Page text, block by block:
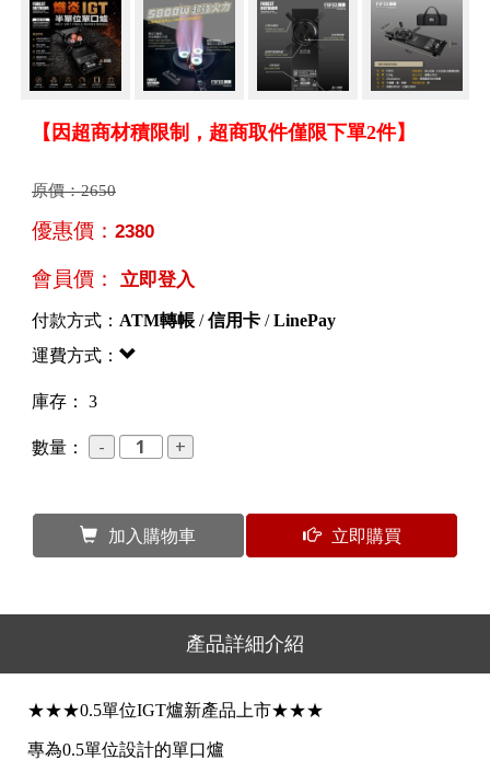
【因超商材積限制，超商取件僅限下單2件】
原價：2650
優惠價： 2380
會員價： 立即登入
付款方式： ATM轉帳/信用卡/LinePay
運費方式：
庫存： 3
數量：
加入購物車 立即購買
產品詳細介紹
★★★0.5單位IGT爐新產品上市★★★
專為0.5單位設計的單口爐